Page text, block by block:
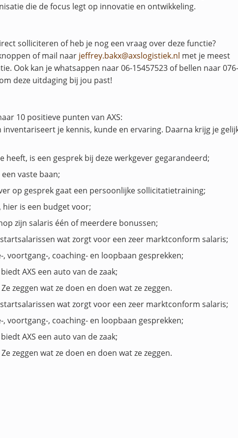
die de focus legt op innovatie en ontwikkeling.
solliciteren of heb je nog een vraag over deze functie?
of mail naar jeffrey.bakx@axslogistiek.nl met je meest
Ook kan je whatsappen naar 06-15457523 of bellen naar
deze uitdaging bij jou past!
10 positieve punten van AXS:
inventariseert je kennis, kunde en ervaring. Daarna krijg je
heeft, is een gesprek bij deze werkgever gegarandeerd;
vaste baan;
op gesprek gaat een persoonlijke sollicitatietraining;
hier is een budget voor;
zijn salaris één of meerdere bonussen;
wat zorgt voor een zeer marktconform salaris;
, voortgang-, coaching- en loopbaan gesprekken;
AXS een auto van de zaak;
zeggen wat ze doen en doen wat ze zeggen.
wat zorgt voor een zeer marktconform salaris;
, voortgang-, coaching- en loopbaan gesprekken;
AXS een auto van de zaak;
zeggen wat ze doen en doen wat ze zeggen.